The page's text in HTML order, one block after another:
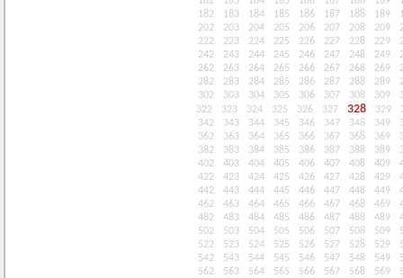
182
183 184 185 186 187 188 189
202
203 204 205 206 207 208 209
222
223 224 225 226 227 228 229
242
243 244 245 246 247 248 249
262
263 264 265 266 267 268 269
282
283 284 285 286 287 288 289
302
303 304 305 306 307 308 309
322
323 324 325 326 327 328 329
342
343 344 345 346 347 348 349
362
363 364 365 366 367 368 369
382
383 384 385 386 387 388 389
402
403 404 405 406 407 408 409
422
423 424 425 426 427 428 429
442
443 444 445 446 447 448 449
462
463 464 465 466 467 468 469
482
483 484 485 486 487 488 489
502
503 504 505 506 507 508 509
522
523 524 525 526 527 528 529
542
543 544 545 546 547 548 549
562
563 564 565 566 567 568 569